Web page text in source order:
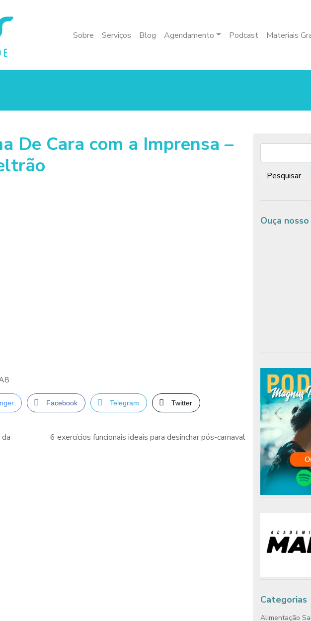
Sobre Serviços Blog Agendamento Podcast Materiais
De Cara com a Imprensa –
Facebook Telegram Twitter
6 exercícios funcionais ideais para desinchar pós-carnaval
Pesquisar:
Ouça
Categorias
Alimentação